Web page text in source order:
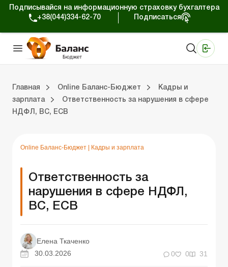
Подписывайся на информационную страховку бухгалтера
+38(044)334-62-70
Подписаться
Главная Online Баланс-Бюджет
Кадры и
зарплата
Ответственность за нарушения в сфере
НДФЛ, ВС, ЕСВ
Online Баланс-Бюджет Кадры и зарплата
Ответственность за
нарушения в сфере НДФЛ,
ВС, ЕСВ
Елена Ткаченко
30.03.2026
0 0 31